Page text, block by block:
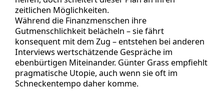
zeitlichen Möglichkeiten.
Während die Finanzmenschen ihre
Gutmenschlichkeit belächeln – sie fährt
konsequent mit dem Zug – entstehen bei anderen
Interviews wertschätzende Gespräche im
ebenbürtigen Miteinander. Günter Grass empfiehlt
pragmatische Utopie, auch wenn sie oft im
Schneckentempo daher komme.